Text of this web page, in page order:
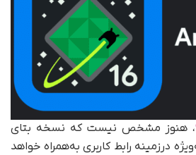
، هنوز مشخص نیست که نسخه بتای
درزمینه رابط کاربری به‌همراه خواهد